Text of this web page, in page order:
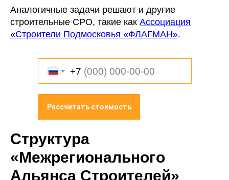
Аналогичные задачи решают и другие
строительные СРО, такие как Ассоциация
«Строители Подмосковья «ФЛАГМАН».
+7
Рассчитать стоимость
Структура
«Межрегионального
Альянса Строителей»